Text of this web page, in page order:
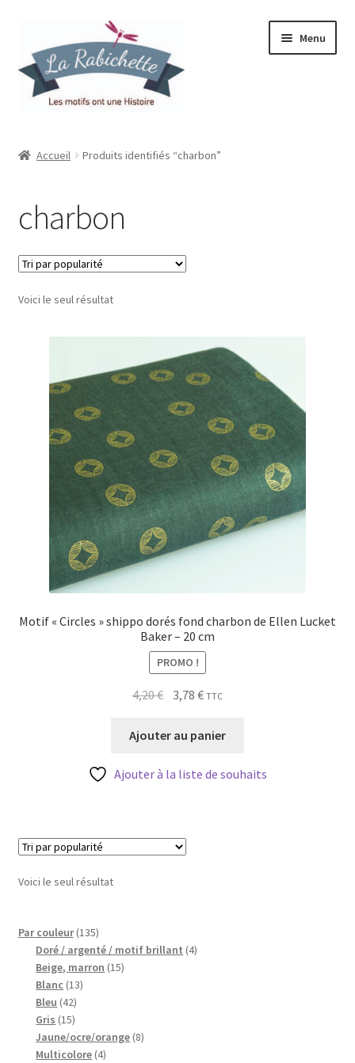
la
navigation
contenu
Menu
Ma liste de souhaits
Mon espace
Mon compte
My Account
Wishlist
Plan du site
Possibilité de retrait gratuit
Livraison
Mentions légales
Accueil Produits identifiés “charbon”
charbon
Voici le seul résultat
Motif « Circles » shippo dorés fond charbon de Ellen Lucket
Baker – 20 cm
PROMO !
4,20€ Le
initial
4,20 €.
3,78€Le
actuel
3,78 €.
TTC
Ajouter au panier
Ajouter à la liste de souhaits
Voici le seul résultat
Par couleur 135135
produits
Doré / argenté / motif brillant 44
Beige, marron 1515
Blanc 1313
Bleu 4242
produits
Gris 1515
produits
Jaune/ocre/orange 88
Multicolore 44